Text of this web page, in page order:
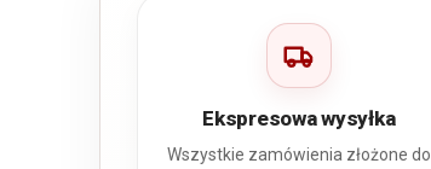
Ekspresowa wysyłka
Wszystkie zamówienia złożone do